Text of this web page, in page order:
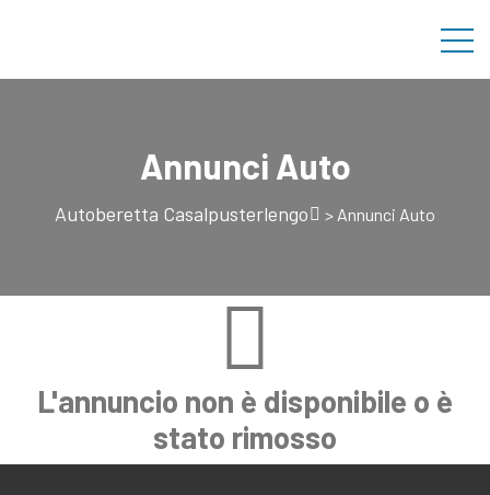
Annunci Auto
Autoberetta Casalpusterlengo > Annunci Auto
L'annuncio non è disponibile o è
stato rimosso